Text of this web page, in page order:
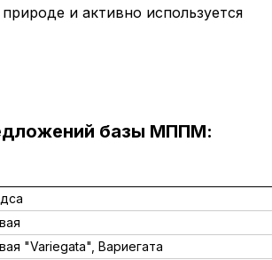
и активно используется
базы МППМ:
"Variegata", Вариегата